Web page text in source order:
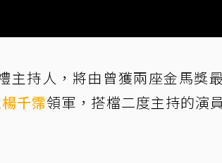
主持人，將由曾獲兩座金馬獎
楊千霈領軍，搭檔二度主持的演員